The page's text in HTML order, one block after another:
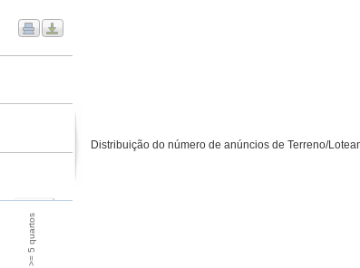
>= 5 quartos
Distribuição do número de anúncios de Terreno/